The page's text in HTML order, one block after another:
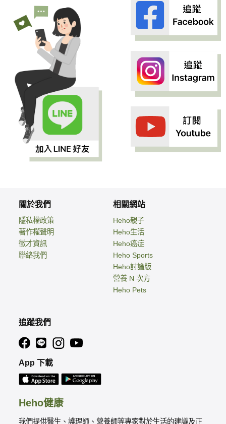
Heho健康
我們提供醫生、護理師、營養師等專家對於生活的建議及正
關於我們
隱私權政策
著作權聲明
徵才資訊
聯絡我們
相關網站
Heho親子
Heho生活
Heho癌症
Heho Sports
Heho討論版
營養 N 次方
Heho Pets
追蹤我們
App 下載